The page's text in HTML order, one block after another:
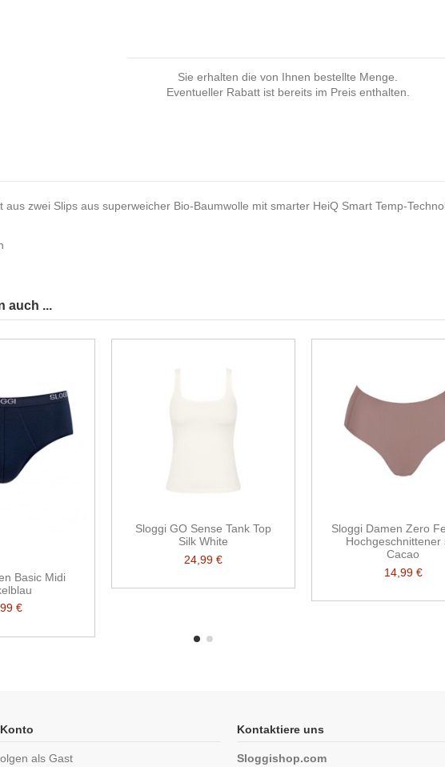
Sie erhalten die von Ihnen bestellte Menge.
Eventueller Rabatt ist bereits im Preis enthalten.
aus zwei Slips aus superweicher Bio-Baumwolle mit smarter HeiQ Smart Temp-
auch ...
Basic Midi
€
Sloggi GO Sense Tank Top
Silk White
24,99 €
Sloggi Damen Zero
Hochgeschnittener
Cacao
14,99 €
als Gast
Kontaktiere uns
Sloggishop.com